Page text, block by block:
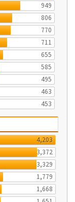
949
806
770
711
655
585
495
463
453
4,203
3,372
3,329
1,779
1,668